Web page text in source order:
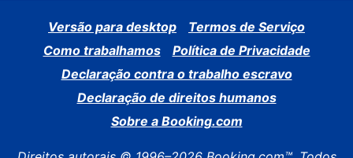
Versão para desktop
Termos de Serviço
Como trabalhamos
Política de Privacidade
Declaração contra o trabalho escravo
Declaração de direitos humanos
Sobre a Booking.com